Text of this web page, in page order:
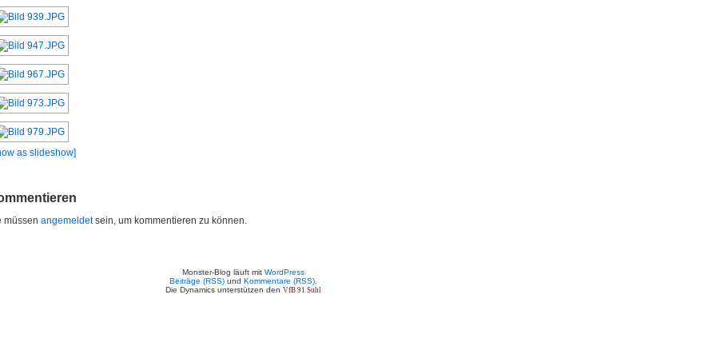
as slideshow]
müssen angemeldetsein, um kommentieren zu können.
Monster-Blog läuft mit WordPress
Beiträge (RSS)und Kommentare (RSS).
Die Dynamics unterstützen den VfB 91 Suhl